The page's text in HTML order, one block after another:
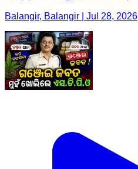
Balangir, Balangir | Jul 28, 2026